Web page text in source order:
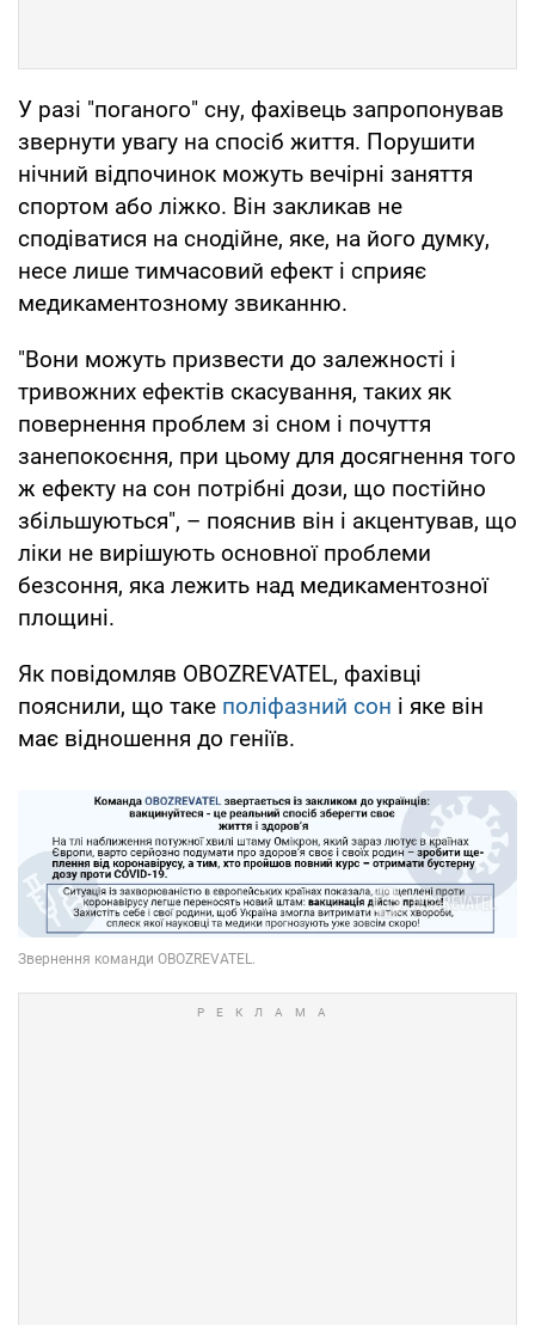
У разі "поганого" сну, фахівець запропонував
звернути увагу на спосіб життя. Порушити
нічний відпочинок можуть вечірні заняття
спортом або ліжко. Він закликав не
сподіватися на снодійне, яке, на його думку,
несе лише тимчасовий ефект і сприяє
медикаментозному звиканню.
"Вони можуть призвести до залежності і
тривожних ефектів скасування, таких як
повернення проблем зі сном і почуття
занепокоєння, при цьому для досягнення того
ж ефекту на сон потрібні дози, що постійно
збільшуються", – пояснив він і акцентував, що
ліки не вирішують основної проблеми
безсоння, яка лежить над медикаментозної
площині.
Як повідомляв OBOZREVATEL, фахівці
пояснили, що таке поліфазний сон і яке він
має відношення до геніїв.